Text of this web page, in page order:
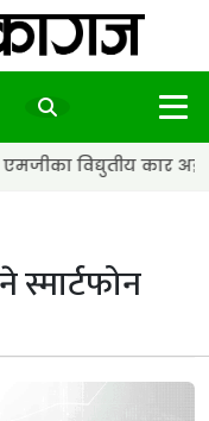
कार अझ छिटा र
स्मार्टफोन